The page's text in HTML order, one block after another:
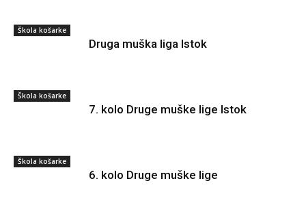
Škola košarke
Druga muška liga Istok
Škola košarke
7. kolo Druge muške lige Istok
Škola košarke
6. kolo Druge muške lige